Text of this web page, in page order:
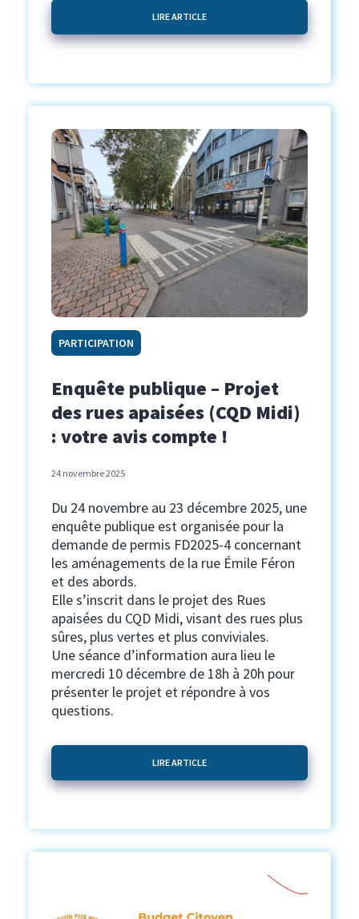
LIRE ARTICLE
PARTICIPATION
Enquête publique – Projet
des rues apaisées (CQD Midi)
: votre avis compte !
24 novembre 2025
Du 24 novembre au 23 décembre 2025, une
enquête publique est organisée pour la
demande de permis FD2025-4 concernant
les aménagements de la rue Émile Féron
et des abords.
Elle s’inscrit dans le projet des Rues
apaisées du CQD Midi, visant des rues plus
sûres, plus vertes et plus conviviales.
Une séance d’information aura lieu le
mercredi 10 décembre de 18h à 20h pour
présenter le projet et répondre à vos
questions.
LIRE ARTICLE